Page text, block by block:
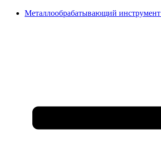
Металлообрабатывающий инструмент